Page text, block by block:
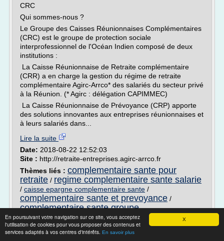
X
En poursuivant votre navigation sur ce site, vous acceptez
l'utilisation de cookies pour vous proposer des contenus et
services adaptés à vos centres d'intérêts. En savoir plus
CRC
Qui sommes-nous ?
Le Groupe des Caisses Réunionnaises Complémentaires
(CRC) est le groupe de protection sociale
interprofessionnel de l'Océan Indien composé de deux
institutions :
La Caisse Réunionnaise de Retraite complémentaire
(CRR) a en charge la gestion du régime de retraite
complémentaire Agirc-Arrco* des salariés du secteur privé
à la Réunion. (* Agirc : délégation CAPIMMEC)
La Caisse Réunionnaise de Prévoyance (CRP) apporte
des solutions innovantes aux entreprises réunionnaises et
à leurs salariés dans...
Lire la suite
Date: 2018-08-22 12:52:03
Site : http://retraite-entreprises.agirc-arrco.fr
Thèmes liés : complementaire sante pour
retraite / regime complementaire sante salarie
/ caisse epargne complementaire sante /
complementaire sante et prevoyance /
complementaire sante groupe
Le bilan des accords santé signés par les
partenaires ...